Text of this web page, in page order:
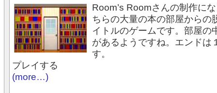
Room’s Roomさんの制作に
ちらの大量の本の部屋からの
イトルのゲームです。部屋の
があるようですね。エンドは
す。
プレイする
(more…)